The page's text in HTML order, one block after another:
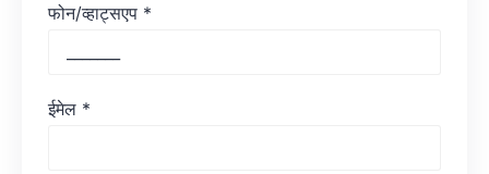
फोन/व्हाट्सएप *
ईमेल *